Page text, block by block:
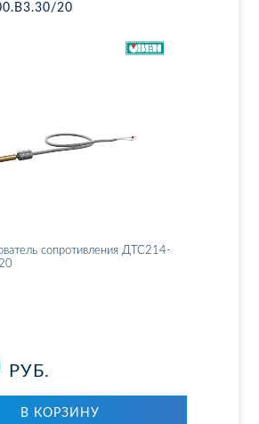
20
со­про­тив­ле­ния ДТ­С214-
РУБ.
В КОР­ЗИ­НУ